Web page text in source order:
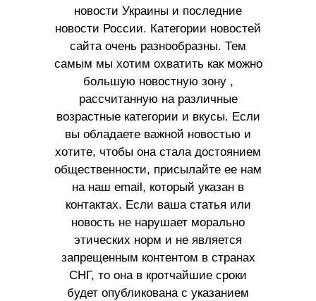
новости Украины и последние
новости России. Категории новостей
сайта очень разнообразны. Тем
самым мы хотим охватить как можно
большую новостную зону ,
рассчитанную на различные
возрастные категории и вкусы. Если
вы обладаете важной новостью и
хотите, чтобы она стала достоянием
общественности, присылайте ее нам
на наш email, который указан в
контактах. Если ваша статья или
новость не нарушает морально
этических норм и не является
запрещенным контентом в странах
СНГ, то она в кротчайшие сроки
будет опубликована с указанием